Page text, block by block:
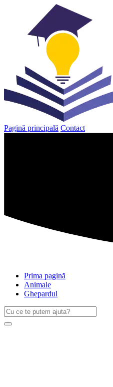
Pagină principală Contact
Prima pagină
Animale
Ghepardul
Caută
după:
Search